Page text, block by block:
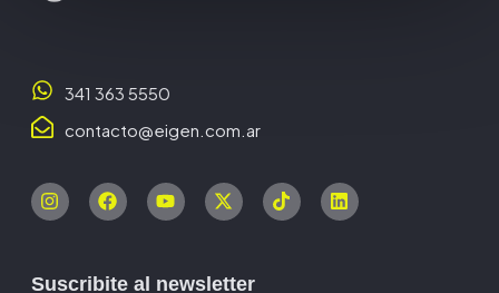
341 363 5550
contacto@eigen.com.ar
Suscribite al newsletter